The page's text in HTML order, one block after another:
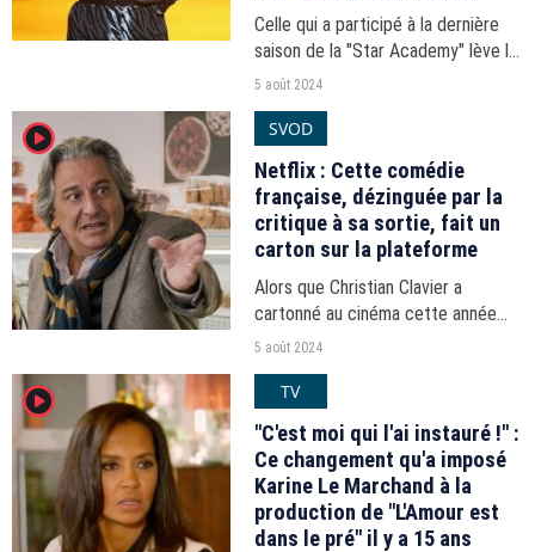
Celle qui a participé à la dernière
saison de la "Star Academy" lève le
voile sur le salaire des candidats du
5 août 2024
player2 SVOD
Netflix : Cette comédie
française, dézinguée par la
critique à sa sortie, fait un
carton sur la plateforme
Alors que Christian Clavier a
cartonné au cinéma cette année
avec "Cocorico", le comédien a
L'un de ses précédents films fait
actuellement partie...
5 août 2024
player2 TV
"C'est moi qui l'ai instauré !" :
Ce changement qu'a imposé
Karine Le Marchand à la
production de "L'Amour est
dans le pré" il y a 15 ans